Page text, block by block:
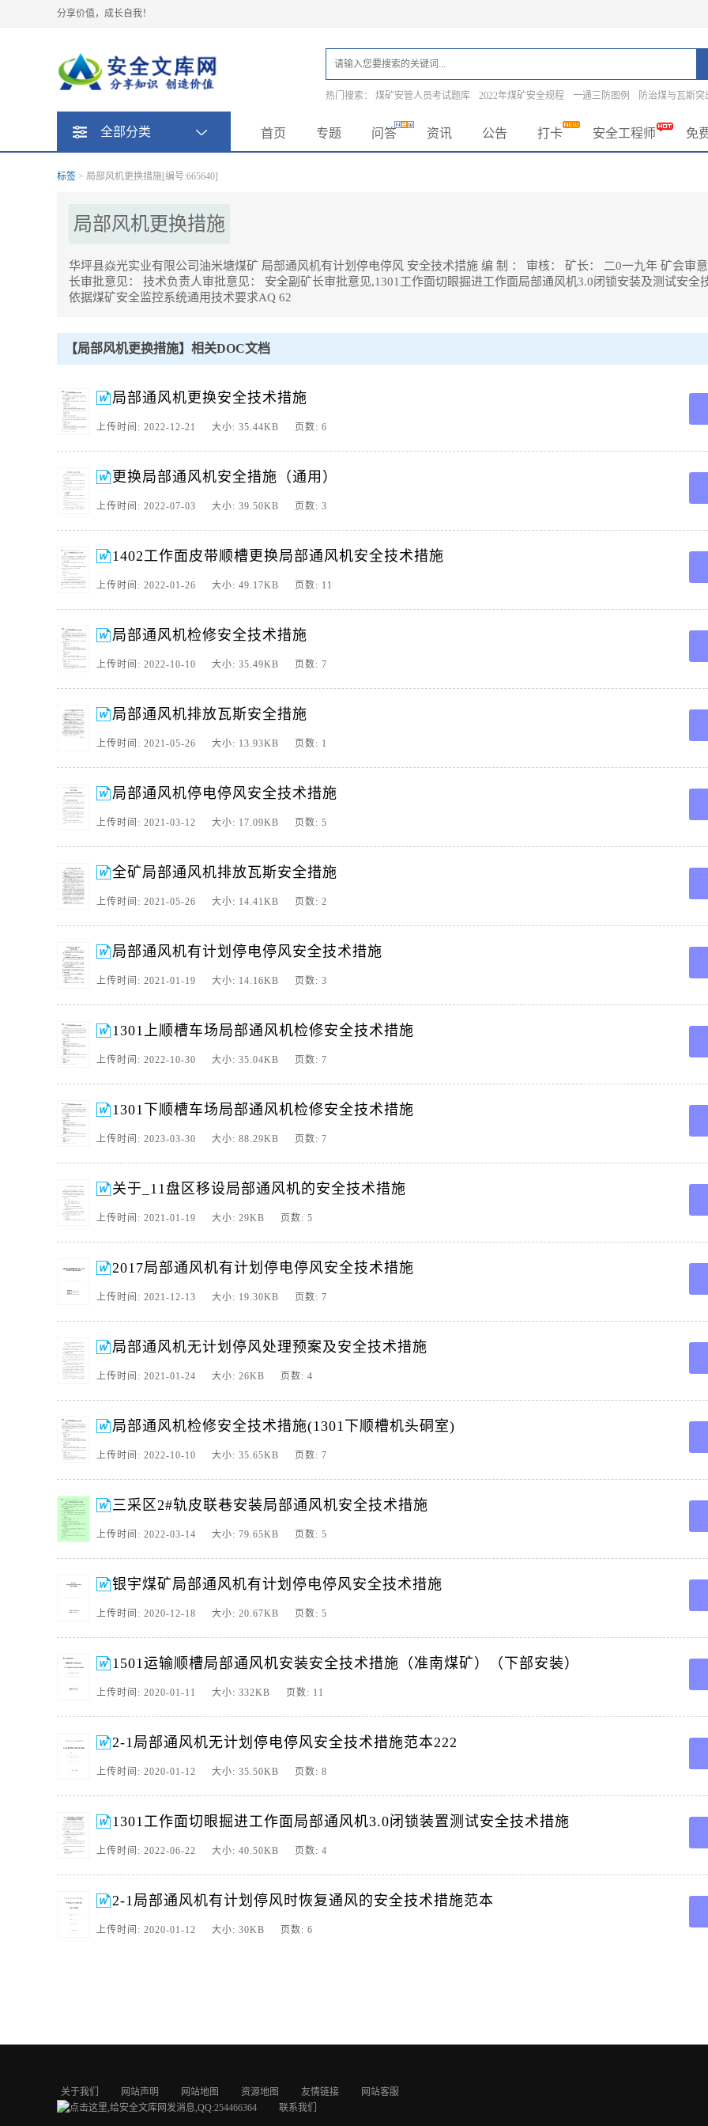
分享价值，成长自我！
热门搜索： 煤矿安管人员考试题库 2022年煤矿安全规程 一通三防图例
防治煤与瓦斯突
全部分类 首页 专题 问答 资讯 公告 打卡 安全工程师 免
标签 > 局部风机更换措施[编号:665640]
局部风机更换措施
华坪县焱光实业有限公司油米塘煤矿 局部通风机有计划停电停风 安全技术措施 编 制 ： 审核： 矿长： 二0一九年 矿会审
长审批意见： 技术负责人审批意见： 安全副矿长审批意见,1301工作面切眼掘进工作面局部通风机3.0闭锁安装及测试安全
依据煤矿安全监控系统通用技术要求AQ 62
审批意见。
3、华坪县焱光实业有限公司油米塘煤矿无计划停电停风专项安全技术措施编制,审核,矿长,二0一九年矿会审意见,矿长审批意见,技术负责人审批意见,安全副
4、新疆准南煤矿有限责任公司一石门局部通风机安装方案及安全技术措施,编号,ZNMK,TF,CS,2018,12,编制单位,通防部编制时间,2018年12月一石门局部通
5、银宇煤矿局部通风机有计划停风停电安全技术措施编制单位,银宇煤矿通风科编制时间,2019年1月审批表会审时间会审地点二楼会议室职务姓名审批意
师生产矿长安全矿长通风矿长机电矿长通风副总生产技术科安全科机电科调度室通风科编制银宇煤矿局。
6、三采区2轨皮联巷安装局部通风机安全技术措施三采区2轨皮联巷安装局部通风机安全技术措施一工程概况根据工程施工安排,由我队施工三采区2轨皮联
7、龙王庄煤矿局部通风机检修安全技术措施龙王庄煤矿局部通风机检修安全技术措施一施工概况根据9月份机电检修计划安排,我队于9月29日检查检修
顺槽皮带机头硐室局部通风机及开关,清理风机主扇消音器内杂物摇测局部通风机电机绝缘检查。
8、局部通风机无计划停风处理预案及安全技术措施一,停风处理预案1,凡是事先未经批准,由于系统突然停电或局部通风机本身电气事故以及机械事故而引
9、综掘队掘进巷道局部通风机有计划无计划停电停风专项安全技术措施编制单位,编制人,编制时间,审批意见,签发人,会审日期,20年月日会审人员签字总工
矿长机电副矿长安全副矿长机电副总工程师安全副总工程师采煤副总工程师掘进副。
10、关于11盘区移设局部通风机的安全技术措施随着我矿11盘区轨顺,110404尾巷,110404回风巷三条顺槽的掘进和轨顺与轨顺反向掘进的顺利贯通,为减小
11、龙王庄煤矿局部通风机检修安全技术措施龙王庄煤矿局部通风机检修安全技术措施一,施工概况根据3月份机电检修计划安排,我队于3月26日检查,检修
下顺槽车场局部通风机及开关,清理风机主扇消音器内杂物,摇测局部通风机电机绝缘,检查接线柱。
12、龙王庄煤矿局部通风机检修安全技术措施龙王庄煤矿局部通风机检修安全技术措施一施工概况根据10月份机电检修计划安排,我队于10月29日检查检修
13、局部通风机有计划停电停风安全技术措施为加强掘进工作面的通风管理,确保掘进工作面人员的安全,特制定局部通风机因检修,停电,故障等原因造成停
全技术措施,一,有计划停电停风专项安全技术措施,1,因检修等原因有计划停电停风前,必须提前一天。
14、全矿局部通风机排放瓦斯安全措施阳煤集团杨玉涛因全矿井下停电或停风影响到局部通风机停机后,在恢复主通风机供风,井下供电后,需要进行全矿局
15、局部通风机停电停风安全技术措施山西方山金晖凯川煤业局部通风机停电停风安全技术措施为加强掘进工作面的通风管理,确保掘进工作面人员的安
通风机因检修,停电,故障等原因造成停电停风的安全技术措施一,有计划停电停风专项安全技术措施1,因。
16、掘进工作面局部通风机排放瓦斯安全措施阳煤集团杨玉涛掘进工作面局部通风机停机后,停风区域中甲烷浓度超过3,0,为确保安全排放,特制定安全措施
17、龙王庄煤矿局部通风机检修安全技术措施龙王庄煤矿局部通风机检修安全技术措施一施工概况根据9月份机电检修计划安排,我队于9月29日检查检修
眼局部通风机及开关,清理风机主扇消音器内杂物摇测局部通风机电机绝缘检查接线柱接线情况。
18、龙王庄煤矿1402工作面皮带顺槽更换局部通风机安全技术措施1402工作面皮带顺槽更换局部通风机安全技术措施一工程概况根据生产安排,安排我队拆
19、更换局部通风机安全技术措施由于我队在日常生产过程中更换局部通风机较为频繁风机正常到期更换损坏更换,为保证风机更换作业的安全正常进行,
全技术措施,一安装拆除工作,1井上兑运风机至井下工作面,由准备队负责将风机兑运至井下并安排。
20、龙王庄煤矿局部通风机更换安全技术措施龙王庄煤矿局部通风机更换安全技术措施一施工概况根据日常机电设备检查,1301工作面下顺槽反掘在用局部
【局部风机更换措施】相关DOC文档
局部通风机更换安全技术措施
上传时间: 2022-12-21 大小: 35.44KB 页数: 6
更换局部通风机安全措施（通用）
上传时间: 2022-07-03 大小: 39.50KB 页数: 3
1402工作面皮带顺槽更换局部通风机安全技术措施
上传时间: 2022-01-26 大小: 49.17KB 页数: 11
局部通风机检修安全技术措施
上传时间: 2022-10-10 大小: 35.49KB 页数: 7
局部通风机排放瓦斯安全措施
上传时间: 2021-05-26 大小: 13.93KB 页数: 1
局部通风机停电停风安全技术措施
上传时间: 2021-03-12 大小: 17.09KB 页数: 5
全矿局部通风机排放瓦斯安全措施
上传时间: 2021-05-26 大小: 14.41KB 页数: 2
局部通风机有计划停电停风安全技术措施
上传时间: 2021-01-19 大小: 14.16KB 页数: 3
1301上顺槽车场局部通风机检修安全技术措施
上传时间: 2022-10-30 大小: 35.04KB 页数: 7
1301下顺槽车场局部通风机检修安全技术措施
上传时间: 2023-03-30 大小: 88.29KB 页数: 7
关于_11盘区移设局部通风机的安全技术措施
上传时间: 2021-01-19 大小: 29KB 页数: 5
2017局部通风机有计划停电停风安全技术措施
上传时间: 2021-12-13 大小: 19.30KB 页数: 7
局部通风机无计划停风处理预案及安全技术措施
上传时间: 2021-01-24 大小: 26KB 页数: 4
局部通风机检修安全技术措施(1301下顺槽机头硐室)
上传时间: 2022-10-10 大小: 35.65KB 页数: 7
三采区2#轨皮联巷安装局部通风机安全技术措施
上传时间: 2022-03-14 大小: 79.65KB 页数: 5
银宇煤矿局部通风机有计划停电停风安全技术措施
上传时间: 2020-12-18 大小: 20.67KB 页数: 5
1501运输顺槽局部通风机安装安全技术措施（准南煤矿）（下部安装）
上传时间: 2020-01-11 大小: 332KB 页数: 11
2-1局部通风机无计划停电停风安全技术措施范本222
上传时间: 2020-01-12 大小: 35.50KB 页数: 8
1301工作面切眼掘进工作面局部通风机3.0闭锁装置测试安全技术措施
上传时间: 2022-06-22 大小: 40.50KB 页数: 4
2-1局部通风机有计划停风时恢复通风的安全技术措施范本
上传时间: 2020-01-12 大小: 30KB 页数: 6
关于我们 网站声明 网站地图 资源地图 友情链接
网站客服
联系我们